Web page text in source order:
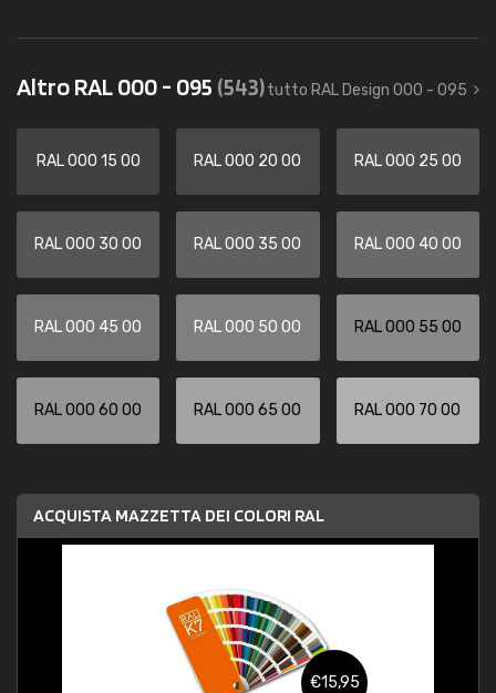
Altro RAL 000 - 095 (543)tutto RAL Design 000 - 095
RAL 000 15 00 RAL 000 20 00 RAL 000 25 00
RAL 000 30 00 RAL 000 35 00 RAL 000 40 00
RAL 000 45 00 RAL 000 50 00 RAL 000 55 00
RAL 000 60 00 RAL 000 65 00 RAL 000 70 00
ACQUISTA MAZZETTA DEI COLORI RAL
€15,95